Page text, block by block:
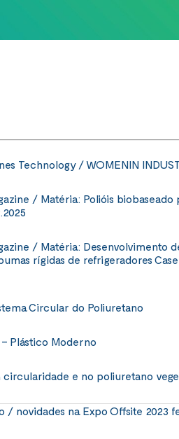
Technology / WOMENIN
/ Matéria: Polióis biobaseado
/ Matéria: Desenvolvimento
rígidas de refrigeradores
Circular do Poliuretano
Plástico Moderno
circularidade e no poliuretano
/ novidades na Expo Offsite 2023